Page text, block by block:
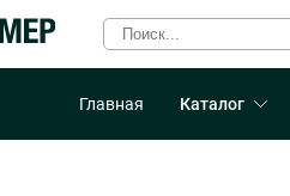
Главная Каталог